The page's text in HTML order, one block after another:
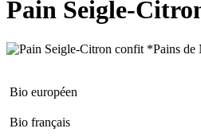
Pain Seigle-
Bio européen
Bio français